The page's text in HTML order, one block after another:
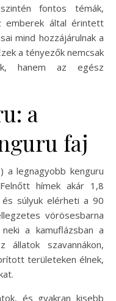
fontos témák,
emberek által érintett
mind hozzájárulnak a
a tényezők nemcsak
hanem az egész
a
faj
a legnagyobb kenguru
hímek akár 1,8
súlyuk elérheti a 90
vörösesbarna
a kamuflázsban a
állatok szavannákon,
területeken élnek,
és gyakran kisebb